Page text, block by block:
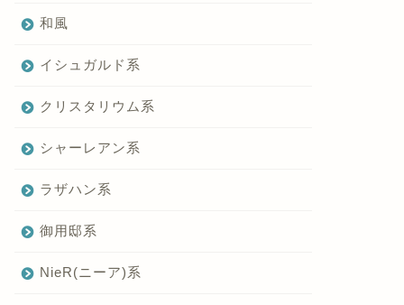
和風
イシュガルド系
クリスタリウム系
シャーレアン系
ラザハン系
御用邸系
NieR(ニーア)系